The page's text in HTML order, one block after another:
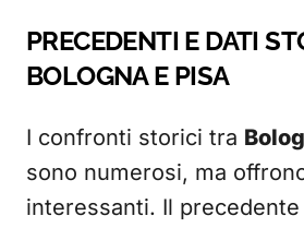
PRECEDENTI E DATI
BOLOGNA E PISA
I confronti storici tra
sono numerosi, ma
interessanti. Il